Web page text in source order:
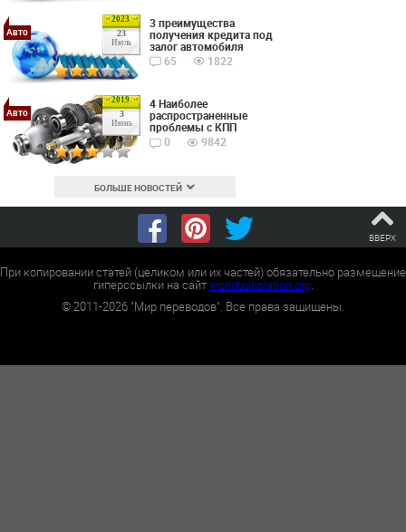
2023
23
Июль
Авто
3 преимущества
получения кредита под
залог автомобиля
65
1822
2019
3
Июнь
Авто
4 Наиболее
распространенные
проблемы с КПП
0
9842
БОЛЬШЕ НОВОСТЕЙ
ВВЕРХ
При копировании статей (целиком или их частей) обязательно размещение
гиперссылки на сайтworldtranslation.org.
©2011-2026 "Мир переводов". Все права защищены.